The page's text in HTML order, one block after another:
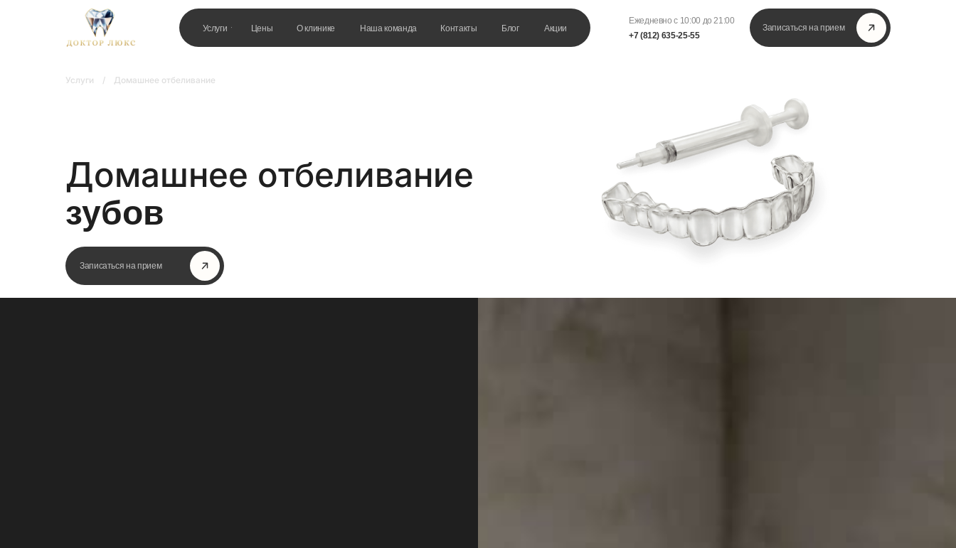
Акции
Блог
Контакты
Наша команда
О клинике
Цены
Услуги Записаться на прием
Ежедневно с 10:00 до 21:00
+7 (812) 635-25-55
Домашнее отбеливание
зубов
Записаться на прием
/ Домашнее отбеливание
Услуги